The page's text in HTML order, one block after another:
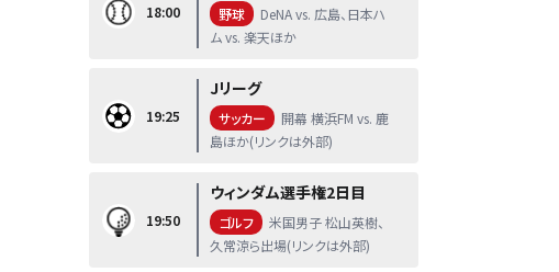
18:00 野球
DeNA vs. 広島、日本ハ
ム vs. 楽天ほか
19:25
Jリーグ
サッカー
開幕 横浜FM vs. 鹿
島ほか(リンクは外部)
19:50
ウィンダム選手権2日目
ゴルフ
米国男子 松山英樹、
久常涼ら出場(リンクは外部)